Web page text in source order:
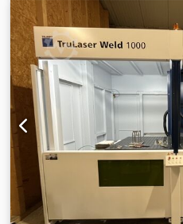
slagforinger, komplette lagre
kvernhjul med
kvernspisser. Vi har over 25
høy-kvalitets reservedeler!